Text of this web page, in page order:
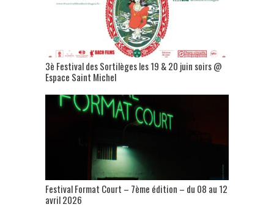
3è Festival des Sortilèges les 19 & 20 juin soirs @
Espace Saint Michel
Festival Format Court – 7ème édition – du 08 au 12
avril 2026